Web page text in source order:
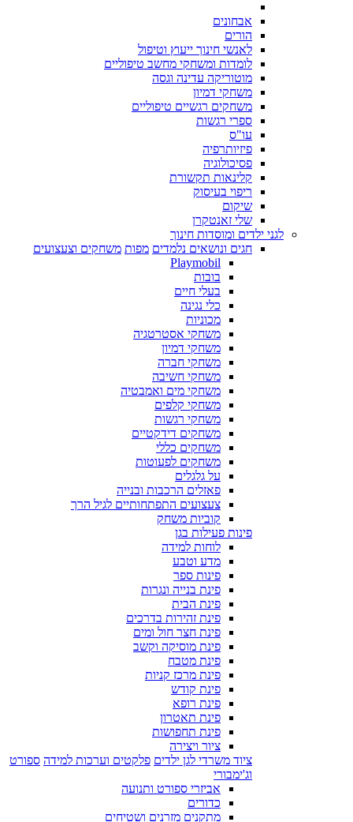
אבחונים
הורים
לאנשי חינוך ייעוץ וטיפול
לומדות ומשחקי מחשב טיפוליים
מוטוריקה עדינה וגסה
משחקי דמיון
משחקים רגשיים טיפוליים
ספרי רגשות
עו"ס
פיזיותרפיה
פסיכולוגיה
קלינאות תקשורת
ריפוי בעיסוק
שיקום
שלי זאנטקרן
לגני ילדים ומוסדות חינוך
חגים ונושאים נלמדים מפות משחקים וצעצועים
Playmobil
בובות
בעלי חיים
כלי נגינה
מכוניות
משחקי אסטרטגיה
משחקי דמיון
משחקי חברה
משחקי חשיבה
משחקי מים ואמבטיה
משחקי קלפים
משחקי רגשות
משחקים דידקטיים
משחקים כללי
משחקים לפעוטות
על גלגלים
פאזלים הרכבות ובנייה
צעצועים התפתחותיים לגיל הרך
קוביות משחק
פינות פעילות בגן
לוחות למידה
מדע וטבע
פינות ספר
פינת בנייה ונגרות
פינת הבית
פינת זהירות בדרכים
פינת חצר חול ומים
פינת מוסיקה וקשב
פינת מטבח
פינת מרכז קניות
פינת קודש
פינת רופא
פינת תאטרון
פינת תחפושות
ציור ויצירה
ציוד משרדי לגן ילדים פלקטים וערכות למידה ספורט
וג'ימבורי
אביזרי ספורט ותנועה
כדורים
מתקנים מזרנים ושטיחים